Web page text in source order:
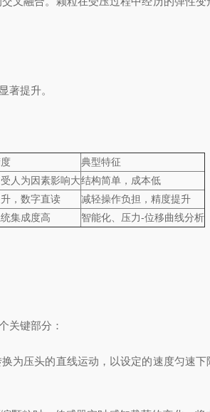
提升。
典型特征
人为因素影响大结构简单，成本低
，数字直读
减轻操作负担，精度提升
集成度高 智能化、压力-位移曲线分析
关键部分：
压头的直线运动，以设定的速度匀速下